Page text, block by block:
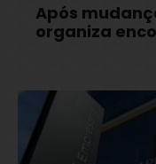
Após
organiza